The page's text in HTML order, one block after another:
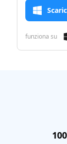
funziona su